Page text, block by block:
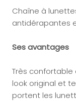
Chaîne à
antidérapantes
Ses avantages
Très
look original et
portent les